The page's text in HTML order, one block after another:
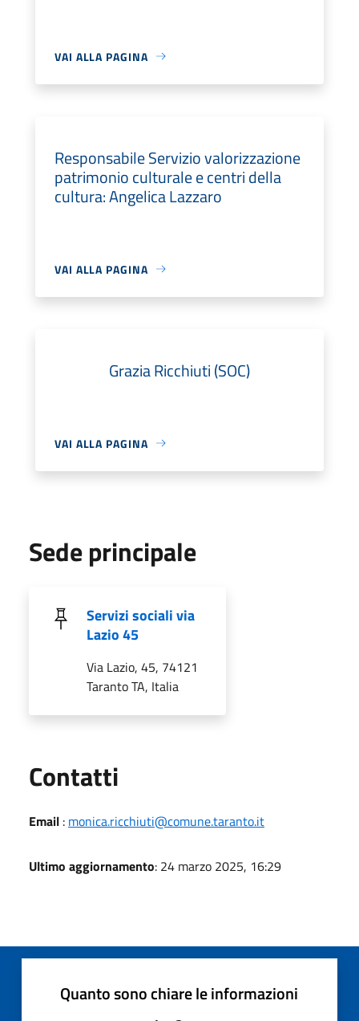
VAI ALLA PAGINA
Responsabile Servizio valorizzazione
patrimonio culturale e centri della
cultura: Angelica Lazzaro
VAI ALLA PAGINA
Grazia Ricchiuti (SOC)
VAI ALLA PAGINA
Sede principale
Servizi sociali via
Lazio 45
Via Lazio, 45, 74121
Taranto TA, Italia
Contatti
Email : monica.ricchiuti@comune.taranto.it
Ultimo aggiornamento: 24 marzo 2025, 16:29
Quanto sono chiare le informazioni